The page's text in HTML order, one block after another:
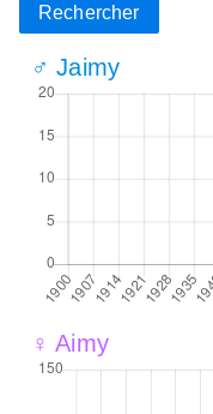
Rechercher
♂ Jaimy
♀ Aimy